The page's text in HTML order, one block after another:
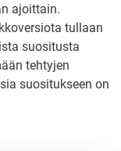
ajoittain.
tullaan
suositusta
tehtyjen
suositukseen on